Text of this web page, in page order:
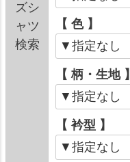
ズシ
ャツ
検索
【 色 】
【 柄・生地 】
【 衿型 】